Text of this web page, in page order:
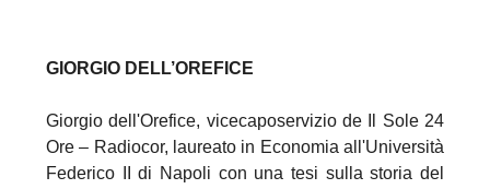
GIORGIO DELL’OREFICE
Giorgio dell'Orefice, vicecaposervizio de Il Sole 24
Ore – Radiocor, laureato in Economia all'Università
Federico II di Napoli con una tesi sulla storia del